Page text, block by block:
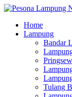
Home
Lampung
Bandar
Tulang